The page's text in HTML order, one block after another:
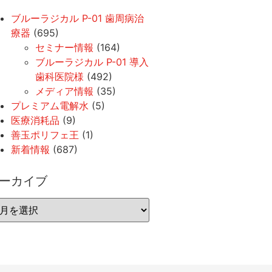
ブルーラジカル P-01 歯周病治
療器 (695)
セミナー情報 (164)
ブルーラジカル P-01 導入
歯科医院様 (492)
メディア情報 (35)
プレミアム電解水 (5)
医療消耗品 (9)
善玉ポリフェ王 (1)
新着情報 (687)
カイブ